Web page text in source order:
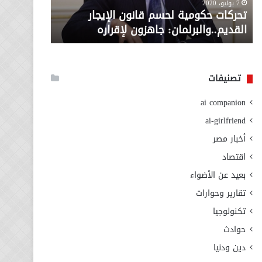
لإقراره
7 يوليو، 2020
تحركات حكومية لحسم قانون الإيجار
القديم..والبرلمان: جاهزون لإقراره
من
وزارة
الاجتماعي
تصنيفات
ai companion
ai-girlfriend
أخبار مصر
اقتصاد
بعيد عن الأضواء
تقارير وحوارات
تكنولوجيا
حوادث
دين ودنيا